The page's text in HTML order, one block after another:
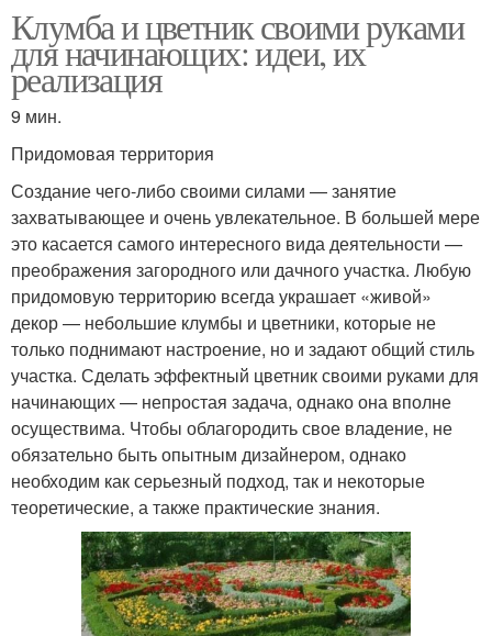
Клумба и цветник своими руками
для начинающих: идеи, их
реализация
9 мин.
Придомовая территория
Создание чего-либо своими силами — занятие
захватывающее и очень увлекательное. В большей мере
это касается самого интересного вида деятельности —
преображения загородного или дачного участка. Любую
придомовую территорию всегда украшает «живой»
декор — небольшие клумбы и цветники, которые не
только поднимают настроение, но и задают общий стиль
участка. Сделать эффектный цветник своими руками для
начинающих — непростая задача, однако она вполне
осуществима. Чтобы облагородить свое владение, не
обязательно быть опытным дизайнером, однако
необходим как серьезный подход, так и некоторые
теоретические, а также практические знания.